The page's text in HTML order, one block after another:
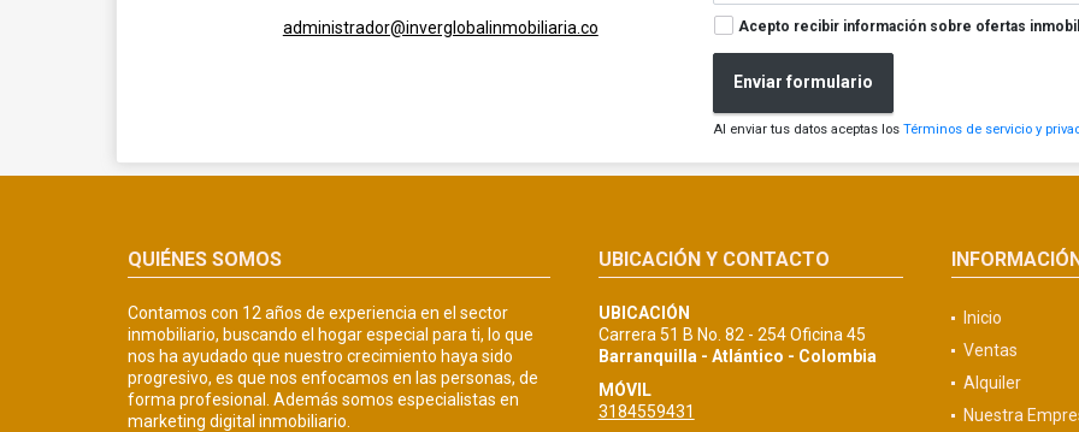
administrador@inverglobalinmobiliaria.co
Acepto recibir información sobre ofertas
Enviar formulario
Al enviar tus datos aceptas losTérminos de servicio y
QUIÉNES SOMOS
Contamos con 12 años de experiencia en el sector
inmobiliario, buscando el hogar especial para ti, lo que
nos ha ayudado que nuestro crecimiento haya sido
progresivo, es que nos enfocamos en las personas, de
forma profesional. Además somos especialistas en
marketing digital inmobiliario.
UBICACIÓN Y CONTACTO
UBICACIÓN
Carrera 51 B No. 82 - 254 Oficina 45
Barranquilla - Atlántico - Colombia
MÓVIL
3184559431
Inicio
Ventas
Alquiler
Nuestra